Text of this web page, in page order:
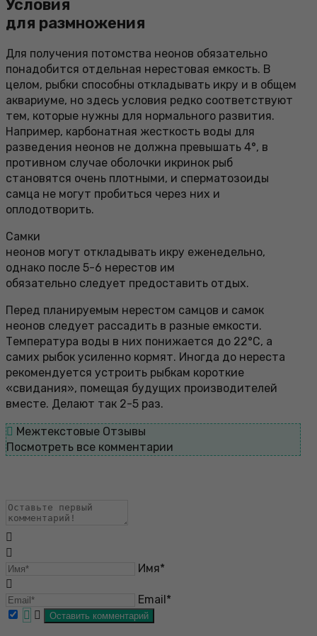
Условия
для размножения
Для получения потомства неонов обязательно
понадобится отдельная нерестовая емкость. В
целом, рыбки способны откладывать икру и в общем
аквариуме, но здесь условия редко соответствуют
тем, которые нужны для нормального развития.
Например, карбонатная жесткость воды для
разведения неонов не должна превышать 4°, в
противном случае оболочки икринок рыб
становятся очень плотными, и сперматозоиды
самца не могут пробиться через них и
оплодотворить.
Самки
неонов могут откладывать икру еженедельно,
однако после 5-6 нерестов им
обязательно следует предоставить отдых.
Перед планируемым нерестом самцов и самок
неонов следует рассадить в разные емкости.
Температура воды в них понижается до 22°С, а
самих рыбок усиленно кормят. Иногда до нереста
рекомендуется устроить рыбкам короткие
«свидания», помещая будущих производителей
вместе. Делают так 2-5 раз.
Межтекстовые Отзывы
Посмотреть все комментарии
Имя*
Email*